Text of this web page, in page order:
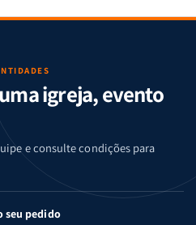
igreja, evento
e consulte condições para
seu pedido